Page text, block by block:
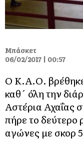
Μπάσκετ
06/02/2017 | 00:57
Ο Κ.Α.Ο.
καθ´ όλη την
Αστέρια Αχαΐας
πήρε το
αγώνες με σκορ